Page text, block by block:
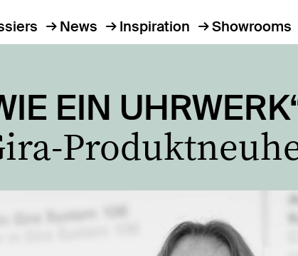
News Inspiration Showrooms
EIN